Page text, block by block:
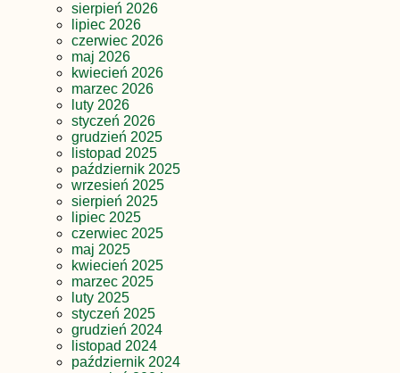
sierpień 2026
lipiec 2026
czerwiec 2026
maj 2026
kwiecień 2026
marzec 2026
luty 2026
styczeń 2026
grudzień 2025
listopad 2025
październik 2025
wrzesień 2025
sierpień 2025
lipiec 2025
czerwiec 2025
maj 2025
kwiecień 2025
marzec 2025
luty 2025
styczeń 2025
grudzień 2024
listopad 2024
październik 2024